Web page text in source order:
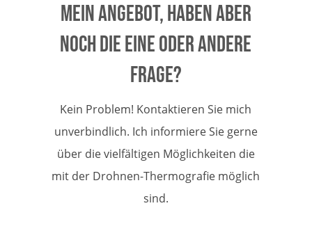
mein Angebot, haben aber
noch die eine oder andere
Frage?
Kein Problem! Kontaktieren Sie mich
unverbindlich. Ich informiere Sie gerne
über die vielfältigen Möglichkeiten die
mit der Drohnen-Thermografie möglich
sind.